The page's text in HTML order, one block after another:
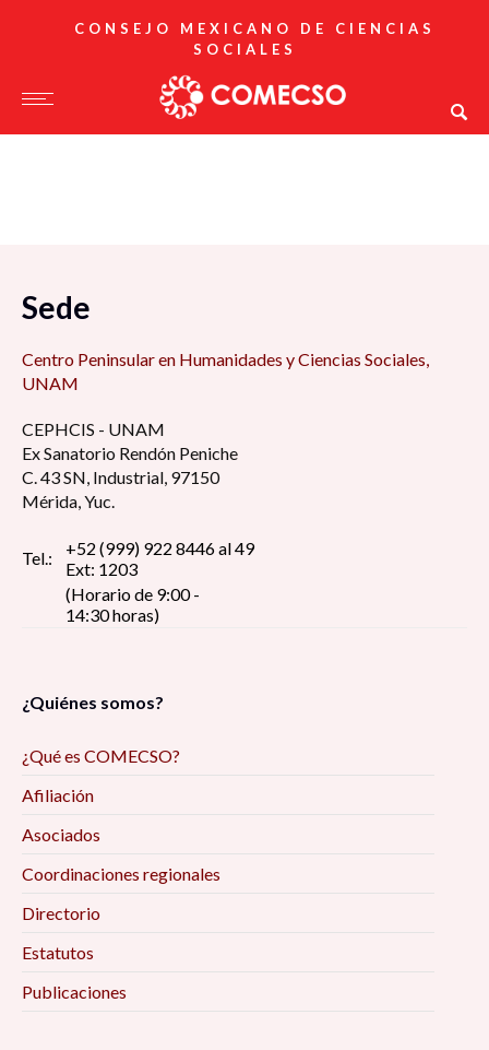
CONSEJO MEXICANO DE CIENCIAS
SOCIALES
Sede
Centro Peninsular en Humanidades y Ciencias Sociales,
UNAM
CEPHCIS - UNAM
Ex Sanatorio Rendón Peniche
C. 43 SN, Industrial, 97150
Mérida, Yuc.
Tel.:
+52 (999) 922 8446 al 49
Ext: 1203
(Horario de 9:00 -
14:30 horas)
¿Quiénes somos?
¿Qué es COMECSO?
Afiliación
Asociados
Coordinaciones regionales
Directorio
Estatutos
Publicaciones